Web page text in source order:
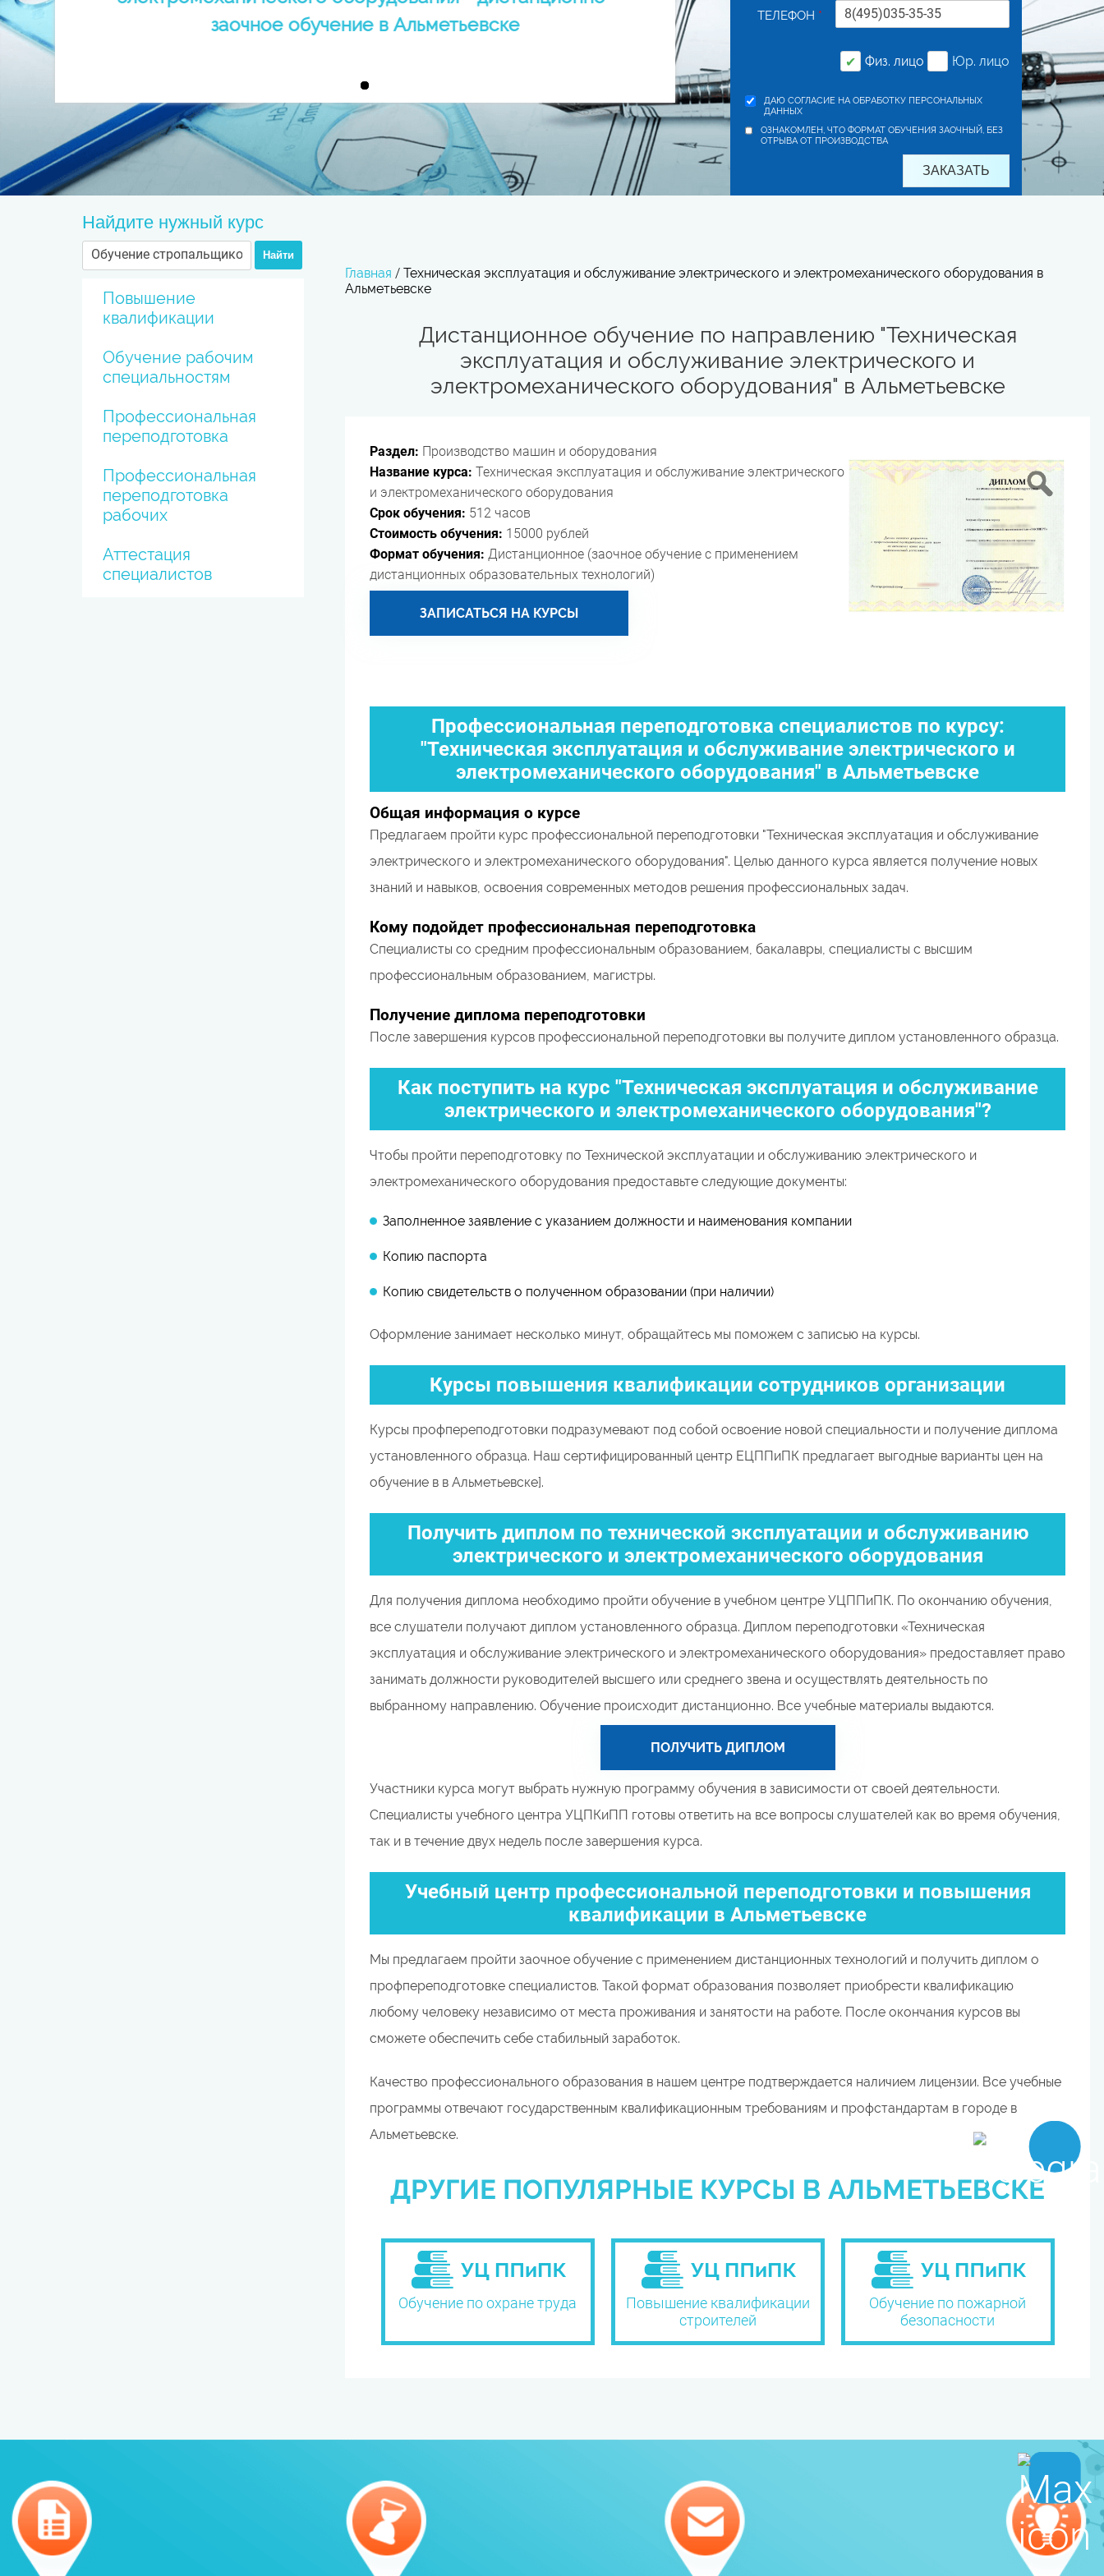
заочное обучение в Альметьевске
заочное обучение в
ТЕЛЕФОН *
✔ Физ. лицо Юр. лицо
ДАЮ СОГЛАСИЕ НА ОБРАБОТКУ ПЕРСОНАЛЬНЫХ
ДАННЫХ
ОЗНАКОМЛЕН, ЧТО ФОРМАТ ОБУЧЕНИЯ ЗАОЧНЫЙ, БЕЗ
ОТРЫВА ОТ ПРОИЗВОДСТВА
Найдите нужный курс
Найти
Повышение
квалификации
Обучение рабочим
специальностям
Профессиональная
переподготовка
Профессиональная
переподготовка
рабочих
Аттестация
специалистов
Главная / Техническая эксплуатация и обслуживание электрического и электромеханического оборудования в
Альметьевске
Дистанционное обучение по направлению "Техническая
эксплуатация и обслуживание электрического и
электромеханического оборудования" в Альметьевске
Раздел: Производство машин и оборудования
Название курса: Техническая эксплуатация и обслуживание электрического
и электромеханического оборудования
Срок обучения: 512 часов
Стоимость обучения: 15000 рублей
Формат обучения: Дистанционное (заочное обучение с применением
дистанционных образовательных технологий)
ЗАПИСАТЬСЯ НА КУРСЫ
Профессиональная переподготовка специалистов по курсу:
"Техническая эксплуатация и обслуживание электрического и
электромеханического оборудования" в Альметьевске
Общая информация о курсе
Предлагаем пройти курс профессиональной переподготовки "Техническая эксплуатация и обслуживание
электрического и электромеханического оборудования". Целью данного курса является получение новых
знаний и навыков, освоения современных методов решения профессиональных задач.
Кому подойдет профессиональная переподготовка
Cпециалисты со средним профессиональным образованием, бакалавры, специалисты с высшим
профессиональным образованием, магистры.
Получение диплома переподготовки
После завершения курсов профессиональной переподготовки вы получите диплом установленного образца.
Как поступить на курс "Техническая эксплуатация и обслуживание
электрического и электромеханического оборудования"?
Чтобы пройти переподготовку по Технической эксплуатации и обслуживанию электрического и
электромеханического оборудования предоставьте следующие документы:
Заполненное заявление с указанием должности и наименования компании
Копию паспорта
Копию свидетельств о полученном образовании (при наличии)
Оформление занимает несколько минут, обращайтесь мы поможем с записью на курсы.
Курсы повышения квалификации сотрудников организации
Курсы профпереподготовки подразумевают под собой освоение новой специальности и получение диплома
установленного образца. Наш сертифицированный центр ЕЦППиПК предлагает выгодные варианты цен на
обучение в в Альметьевске].
Получить диплом по технической эксплуатации и обслуживанию
электрического и электромеханического оборудования
Для получения диплома необходимо пройти обучение в учебном центре УЦППиПК. По окончанию обучения,
все слушатели получают диплом установленного образца. Диплом переподготовки «Техническая
эксплуатация и обслуживание электрического и электромеханического оборудования» предоставляет право
занимать должности руководителей высшего или среднего звена и осуществлять деятельность по
выбранному направлению. Обучение происходит дистанционно. Все учебные материалы выдаются.
ПОЛУЧИТЬ ДИПЛОМ
Участники курса могут выбрать нужную программу обучения в зависимости от своей деятельности.
Специалисты учебного центра УЦПКиПП готовы ответить на все вопросы слушателей как во время обучения,
так и в течение двух недель после завершения курса.
Учебный центр профессиональной переподготовки и повышения
квалификации в Альметьевске
Мы предлагаем пройти заочное обучение с применением дистанционных технологий и получить диплом о
профпереподготовке специалистов. Такой формат образования позволяет приобрести квалификацию
любому человеку независимо от места проживания и занятости на работе. После окончания курсов вы
сможете обеспечить себе стабильный заработок.
Качество профессионального образования в нашем центре подтверждается наличием лицензии. Все учебные
программы отвечают государственным квалификационным требованиям и профстандартам в городе в
Альметьевске.
ДРУГИЕ ПОПУЛЯРНЫЕ КУРСЫ В АЛЬМЕТЬЕВСКЕ
Обучение по охране труда
Повышение квалификации
строителей
Обучение по пожарной
безопасности